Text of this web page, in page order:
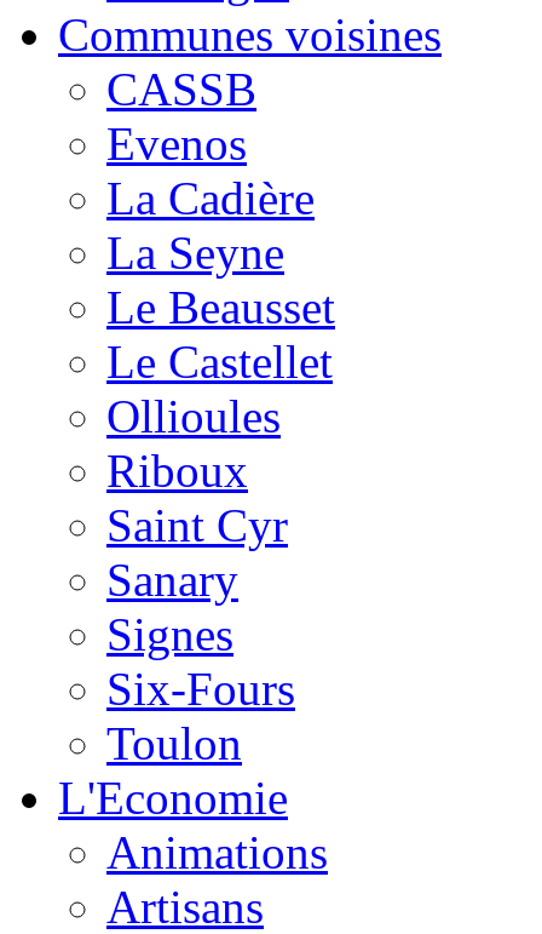
Communes voisines
CASSB
Evenos
La Cadière
La Seyne
Le Beausset
Le Castellet
Ollioules
Riboux
Saint Cyr
Sanary
Signes
Six-Fours
Toulon
L'Economie
Animations
Artisans